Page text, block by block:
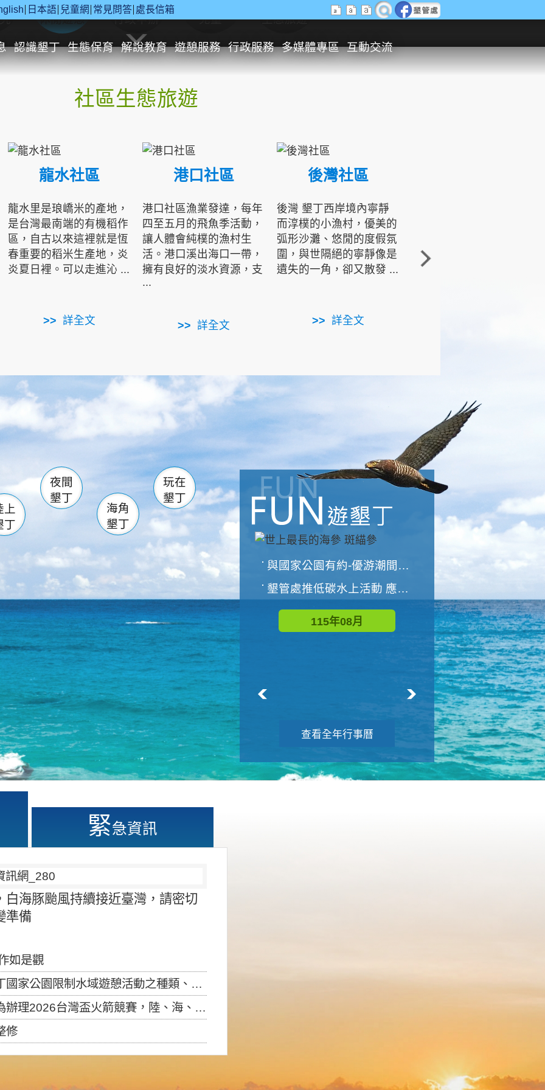
日本語 兒童網 常見問答 處長信箱
認識墾丁 生態保育 解說教育 遊憩服務 行政服務 多媒體專區 互動交流
休閒遊憩 行政申辦 兒童 生態旅遊
社區生態旅遊
龍水社區
龍水里是琅嶠米的產地，
是台灣最南端的有機稻作
區，自古以來這裡就是恆
春重要的稻米生產地，炎
炎夏日裡。可以走進沁 ...
詳全文
港口社區
港口社區漁業發達，每年
四至五月的飛魚季活動，
讓人體會純樸的漁村生
活。港口溪出海口一帶，
擁有良好的淡水資源，支
...
詳全文
後灣社區
後灣 墾丁西岸境內寧靜
而淳樸的小漁村，優美的
弧形沙灘、悠閒的度假氛
圍，與世隔絕的寧靜像是
遺失的一角，卻又散發 ...
詳全文
角的端點，冬季海浪拍打
著礁岸，旺盛的侵蝕作
南仁湖
滿州 佳樂水
森林遊樂區
墾管處遊客中心
社頂公園 風吹沙
船帆石 龍磐公園
香蕉灣 龍坑
鵝鑾鼻
上
丁
夜間
墾丁
海角
墾丁
玩在
墾丁
與國家公園有約-優游潮間探險者
墾管處推低碳水上活動 應屆畢業生限額免費參加
115年08月
世界地球清潔日 墾管處辦理「2026年墾丁國家公園沙灘淨灘活動
115年09月
查看全年行事曆
緊急資訊
海豚颱風持續接近臺灣，請密切
準備
如是觀
制水域遊憩活動之種類、範圍、時間及行為」，自即日生效。
盃火箭競賽，陸、海、空域警戒及協調相關事宜，因颱風備案事宜
修